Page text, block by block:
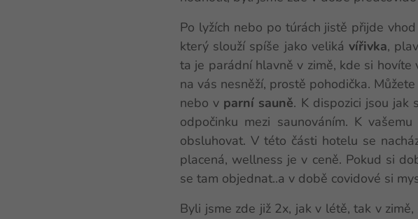
Po lyžích nebo po túrách jistě přijde vhod
který slouží spíše jako veliká vířivka,
ta je parádní hlavně v zimě, kde si
na vás nesněží, prostě pohodička.
nebo v parní sauně. K dispozici jsou jak
odpočinku mezi saunováním. K
obsluhovat. V této části hotelu se
placená, wellness je v ceně. Pokud si
se tam objednat..a v době covidové si
Byli jsme zde již 2x, jak v létě, tak v